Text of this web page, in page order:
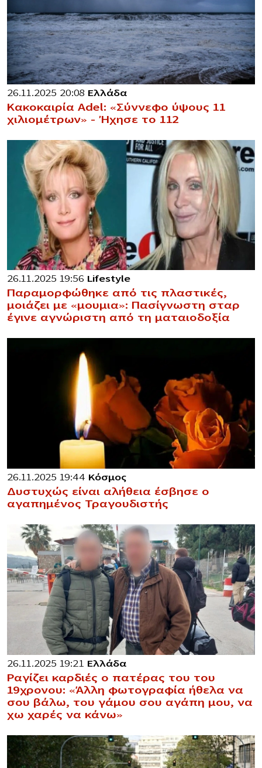
26.11.2025 20:08 Ελλάδα
Κακοκαιρία Adel: «Σύννεφο ύψους 11
χιλιομέτρων» – Ήχησε το 112
26.11.2025 19:56 Lifestyle
Παραμορφώθηκε από τις πλαστικές,
μοιάζει με «μoυμια»: Πασίγνωστη σταρ
έγινε αγνώριστη από τη ματαιοδοξία
26.11.2025 19:44 Κόσμος
Δυστυχώς είναι αλήθεια έσβησε ο
αγαπημένος Τραγουδιστής
26.11.2025 19:21 Ελλάδα
Ραγίζει καρδιές ο πατέρας του του
19χρονου: «Άλλη φωτογραφία ήθελα να
σου βάλω, του γάμου σου αγάπη μου, να
χω χαρές να κάνω»